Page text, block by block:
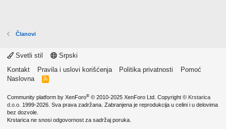
Članovi
Svetli stil
Srpski
Kontakt
Pravila i uslovi korišćenja Politika privatnosti
Pomoć
Naslovna
R
Community platform by XenForo® © 2010-2025 XenForo Ltd. Copyright © Krstarica
d.o.o. 1999-2026. Sva prava zadržana. Zabranjena je reprodukcija u celini i u delovima
bez dozvole.
Krstarica ne snosi odgovornost za sadržaj poruka.